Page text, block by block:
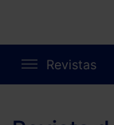
Revistas